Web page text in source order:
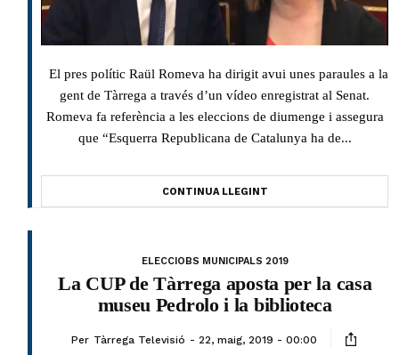
El pres polític Raül Romeva ha dirigit avui unes paraules a la
gent de Tàrrega a través d’un vídeo enregistrat al Senat.
Romeva fa referència a les eleccions de diumenge i assegura
que “Esquerra Republicana de Catalunya ha de...
CONTINUA LLEGINT
ELECCIOBS MUNICIPALS 2019
La CUP de Tàrrega aposta per la casa
museu Pedrolo i la biblioteca
Per Tàrrega Televisió 22, maig, 2019 - 00:00